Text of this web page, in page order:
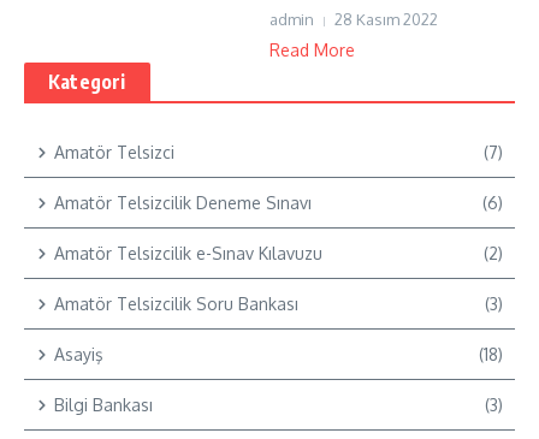
admin 28 Kasım 2022
Read More
Kategori
Amatör Telsizci (7)
Amatör Telsizcilik Deneme Sınavı (6)
Amatör Telsizcilik e-Sınav Kılavuzu (2)
Amatör Telsizcilik Soru Bankası (3)
Asayiş (18)
Bilgi Bankası (3)